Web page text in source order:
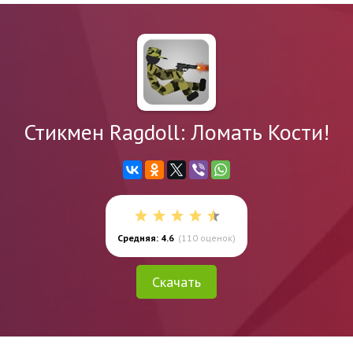
Стикмен Ragdoll: Ломать Кости!
Средняя: 4.6 (110 оценок)
Скачать